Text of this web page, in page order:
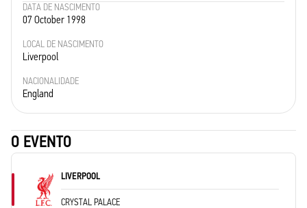
DATA DE NASCIMENTO
07 October 1998
LOCAL DE NASCIMENTO
Liverpool
NACIONALIDADE
England
O EVENTO
LIVERPOOL
CRYSTAL PALACE